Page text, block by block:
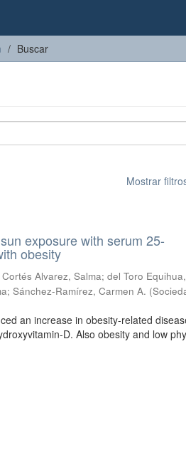
Buscar
Mostrar
exposure with serum 25-
obesity
Cortés Alvarez, Salma;del Toro
;Sánchez-Ramírez, Carmen A. (
an increase in obesity-related
D. Also obesity and low